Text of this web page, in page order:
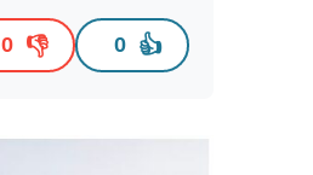
👍
0
👎
0